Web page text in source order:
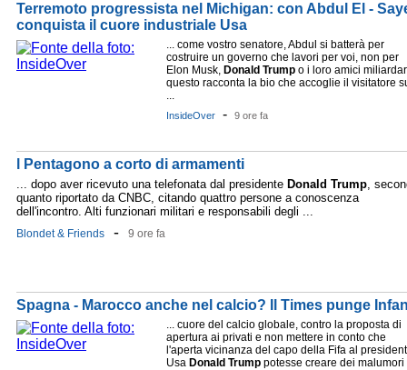
Terremoto progressista nel Michigan: con Abdul El -
conquista il cuore industriale Usa
... come vostro senatore, Abdul si batterà per
costruire un governo che lavori per voi, non per
Elon Musk, Donald Trump o i loro amici
questo racconta la bio che accoglie il visitatore
...
InsideOver - 9 ore fa
l Pentagono a corto di armamenti
... dopo aver ricevuto una telefonata dal presidente Donald Trump,
quanto riportato da CNBC, citando quattro persone a conoscenza
dell'incontro. Alti funzionari militari e responsabili degli ...
Blondet & Friends - 9 ore fa
Spagna - Marocco anche nel calcio? Il Times punge
... cuore del calcio globale, contro la proposta di
apertura ai privati e non mettere in conto che
l'aperta vicinanza del capo della Fifa al
Usa Donald Trump potesse creare dei malumori